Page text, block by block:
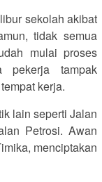
sekolah akibat
tidak semua
mulai proses
pekerja tampak
kerja.
lain seperti Jalan
Petrosi. Awan
menciptakan